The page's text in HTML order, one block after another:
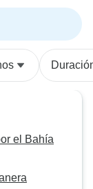
el Bahía